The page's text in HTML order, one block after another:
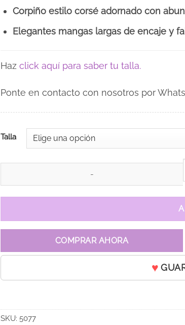
Corpiño estilo corsé adornado con
Elegantes mangas largas de encaje y
Haz click aquí para saber tu talla.
Ponte en contacto con nosotros por
Talla
Vestido de 15 años Livia Rosa cantidad
COMPRAR AHORA
SKU: 5077